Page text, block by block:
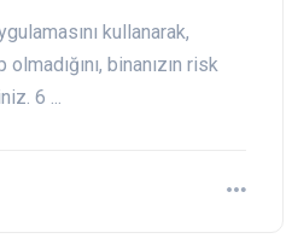
kullanarak,
binanızın risk
6 ...